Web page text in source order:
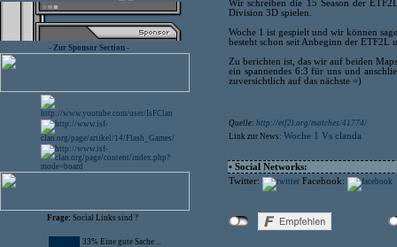
- Zur Sponsor Section -
Frage: Social Links sind ?
33% Eine gute Sache ...
Wir schreiben die 15 Season der
Division 3D spielen.
Woche 1 ist gespielt und wir können
besteht schon seit Anbeginn der ETF2L
Zu berichten ist, das wir auf beiden
ein spannendes 6:3 für uns und
zuversichtlich auf das nächste =)
Quelle: http://etf2l.org/matches/41774/
Link zur News: Woche 1 Vs clanda
• Social Networks:
Twitter:
Facebook: